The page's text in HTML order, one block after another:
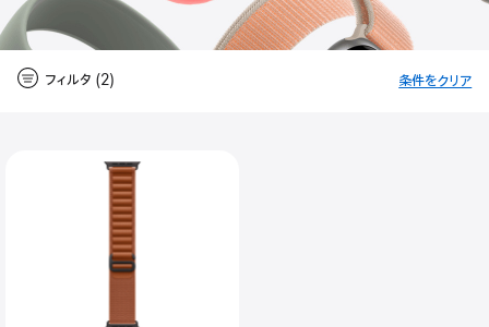
フィルタ (2) 条件をクリア